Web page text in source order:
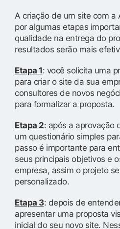
A criação de um site com a
por algumas etapas
qualidade na entrega do
resultados serão mais
Etapa 1: você solicita uma
para criar o site da sua
consultores de novos
para formalizar a proposta.
Etapa 2: após a aprovação
um questionário simples
passo é importante para
seus principais objetivos e
empresa, assim o projeto
personalizado.
Etapa 3: depois de
apresentar uma proposta
inicial do seu novo site.